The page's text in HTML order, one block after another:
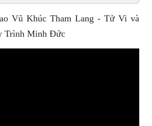
Vũ Khúc Tham Lang - Tử Vi và
Trình Minh Đức